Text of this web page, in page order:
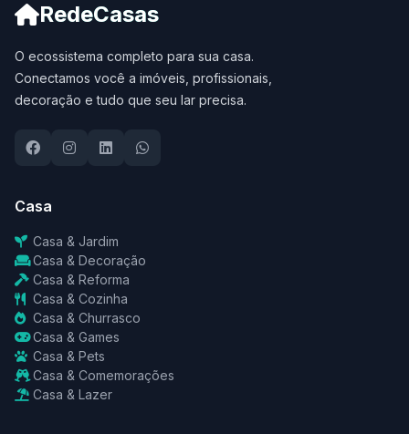
RedeCasas
O ecossistema completo para sua casa.
Conectamos você a imóveis, profissionais,
decoração e tudo que seu lar precisa.
Casa
Casa & Jardim
Casa & Decoração
Casa & Reforma
Casa & Cozinha
Casa & Churrasco
Casa & Games
Casa & Pets
Casa & Comemorações
Casa & Lazer